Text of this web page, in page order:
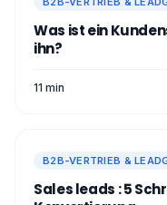
Qualität
🟣Customer
Was ist ein
ihn?
11 min
B2B-VERTRIEB &
Sales leads​ : 5